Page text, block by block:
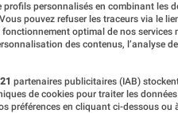
profils personnalisés en combinant les
pouvez refuser les traceurs via le
optimal de nos
des contenus, l’analyse
partenaires publicitaires (IAB)
de cookies pour traiter les
préférences en cliquant ci-dessous ou